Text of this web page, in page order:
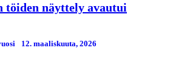
töiden näyttely avautui
12. maaliskuuta, 2026